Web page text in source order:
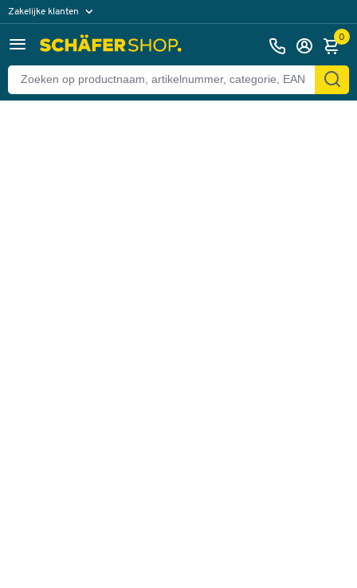
Zakelijke klanten
Particuliere klanten 0
Terug